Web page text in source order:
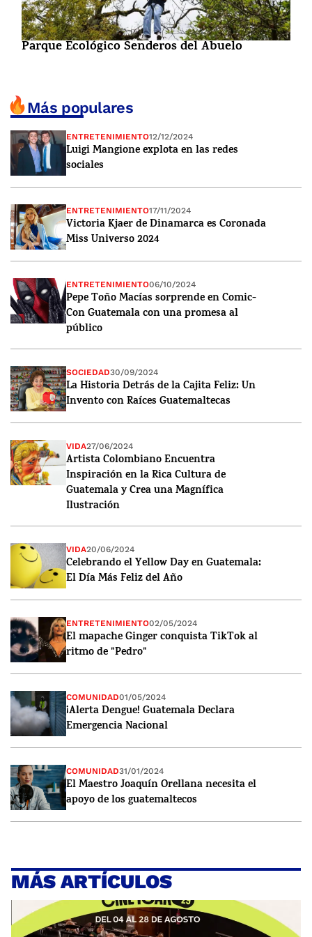
Parque Ecológico Senderos del Abuelo
Más populares
ENTRETENIMIENTO12/12/2024
Luigi Mangione explota en las redes
sociales
ENTRETENIMIENTO17/11/2024
Victoria Kjaer de Dinamarca es Coronada
Miss Universo 2024
ENTRETENIMIENTO06/10/2024
Pepe Toño Macías sorprende en Comic-
Con Guatemala con una promesa al
público
SOCIEDAD30/09/2024
La Historia Detrás de la Cajita Feliz: Un
Invento con Raíces Guatemaltecas
VIDA27/06/2024
Artista Colombiano Encuentra
Inspiración en la Rica Cultura de
Guatemala y Crea una Magnífica
Ilustración
VIDA20/06/2024
Celebrando el Yellow Day en Guatemala:
El Día Más Feliz del Año
ENTRETENIMIENTO02/05/2024
El mapache Ginger conquista TikTok al
ritmo de "Pedro"
COMUNIDAD01/05/2024
¡Alerta Dengue! Guatemala Declara
Emergencia Nacional
COMUNIDAD31/01/2024
El Maestro Joaquín Orellana necesita el
apoyo de los guatemaltecos
MÁS ARTÍCULOS